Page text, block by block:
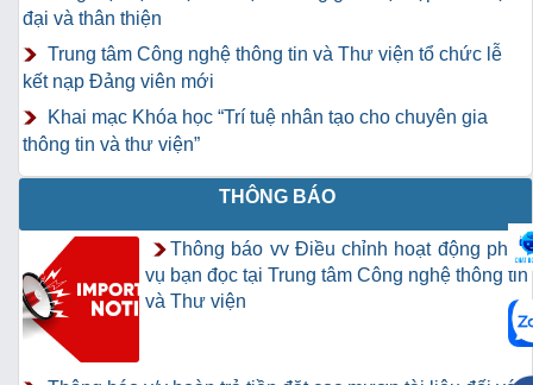
đại và thân thiện
Trung tâm Công nghệ thông tin và Thư viện tổ chức lễ
kết nạp Đảng viên mới
Khai mạc Khóa học “Trí tuệ nhân tạo cho chuyên gia
thông tin và thư viện”
THÔNG BÁO
Thông báo vv Điều chỉnh hoạt động phục
vụ bạn đọc tại Trung tâm Công nghệ thông tin
và Thư viện